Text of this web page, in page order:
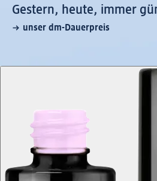
Gestern, heute, immer
unser dm-Dauerpreis